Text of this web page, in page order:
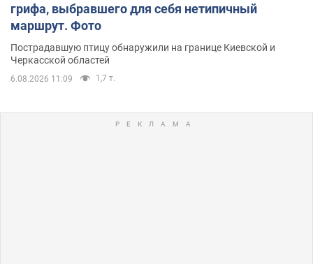
грифа, выбравшего для себя нетипичный
маршрут. Фото
Пострадавшую птицу обнаружили на границе Киевской и
Черкасской областей
6.08.2026 11:09 1,7 т.